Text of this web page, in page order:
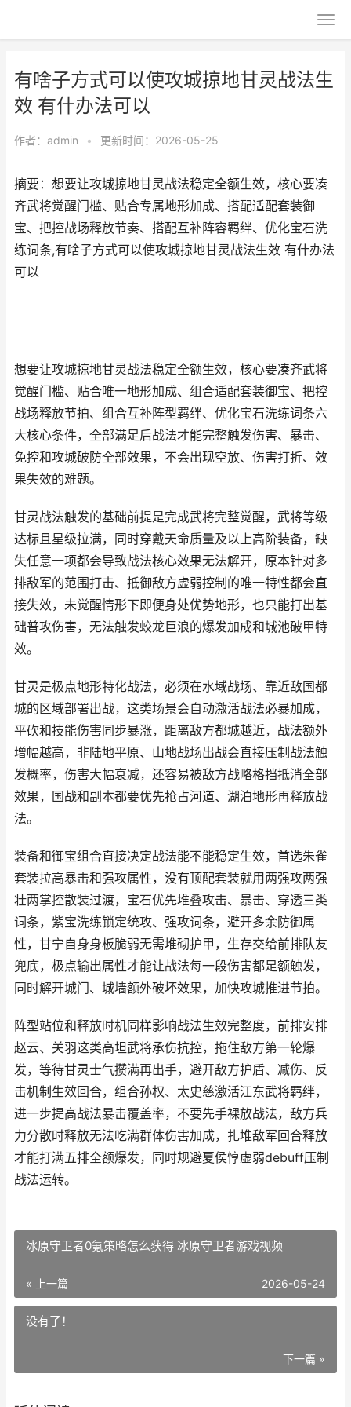
有啥子方式可以使攻城掠地甘灵战法生
效 有什办法可以
作者： admin • 更新时间：2026-05-25
摘要：想要让攻城掠地甘灵战法稳定全额生效，核心要凑
齐武将觉醒门槛、贴合专属地形加成、搭配适配套装御
宝、把控战场释放节奏、搭配互补阵容羁绊、优化宝石洗
练词条,有啥子方式可以使攻城掠地甘灵战法生效 有什办法
可以
想要让攻城掠地甘灵战法稳定全额生效，核心要凑齐武将
觉醒门槛、贴合唯一地形加成、组合适配套装御宝、把控
战场释放节拍、组合互补阵型羁绊、优化宝石洗练词条六
大核心条件，全部满足后战法才能完整触发伤害、暴击、
免控和攻城破防全部效果，不会出现空放、伤害打折、效
果失效的难题。
甘灵战法触发的基础前提是完成武将完整觉醒，武将等级
达标且星级拉满，同时穿戴天命质量及以上高阶装备，缺
失任意一项都会导致战法核心效果无法解开，原本针对多
排敌军的范围打击、抵御敌方虚弱控制的唯一特性都会直
接失效，未觉醒情形下即便身处优势地形，也只能打出基
础普攻伤害，无法触发蛟龙巨浪的爆发加成和城池破甲特
效。
甘灵是极点地形特化战法，必须在水域战场、靠近敌国都
城的区域部署出战，这类场景会自动激活战法必暴加成，
平砍和技能伤害同步暴涨，距离敌方都城越近，战法额外
增幅越高，非陆地平原、山地战场出战会直接压制战法触
发概率，伤害大幅衰减，还容易被敌方战略格挡抵消全部
效果，国战和副本都要优先抢占河道、湖泊地形再释放战
法。
装备和御宝组合直接决定战法能不能稳定生效，首选朱雀
套装拉高暴击和强攻属性，没有顶配套装就用两强攻两强
壮两掌控散装过渡，宝石优先堆叠攻击、暴击、穿透三类
词条，紫宝洗练锁定统攻、强攻词条，避开多余防御属
性，甘宁自身身板脆弱无需堆砌护甲，生存交给前排队友
兜底，极点输出属性才能让战法每一段伤害都足额触发，
同时解开城门、城墙额外破坏效果，加快攻城推进节拍。
阵型站位和释放时机同样影响战法生效完整度，前排安排
赵云、关羽这类高坦武将承伤抗控，拖住敌方第一轮爆
发，等待甘灵士气攒满再出手，避开敌方护盾、减伤、反
击机制生效回合，组合孙权、太史慈激活江东武将羁绊，
进一步提高战法暴击覆盖率，不要先手裸放战法，敌方兵
力分散时释放无法吃满群体伤害加成，扎堆敌军回合释放
才能打满五排全额爆发，同时规避夏侯惇虚弱debuff压制
战法运转。
冰原守卫者0氪策略怎么获得 冰原守卫者游戏视频
« 上一篇 2026-05-24
没有了！
下一篇 »